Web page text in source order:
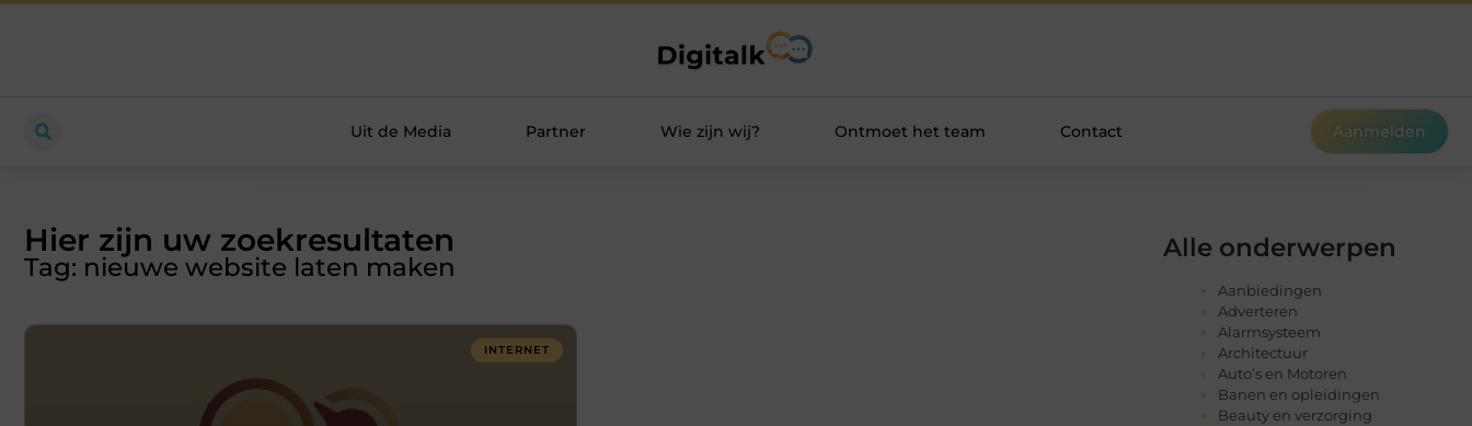
Uit de Media Partner Wie zijn wij? Ontmoet het team Contact Aanmelden
Hier zijn uw zoekresultaten
Tag: nieuwe website laten maken
INTERNET
Alle onderwerpen
Aanbiedingen
Adverteren
Alarmsysteem
Architectuur
Auto’s en Motoren
Banen en opleidingen
Beauty en verzorging